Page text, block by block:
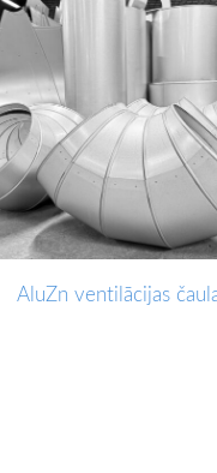
AluZn ventilācijas